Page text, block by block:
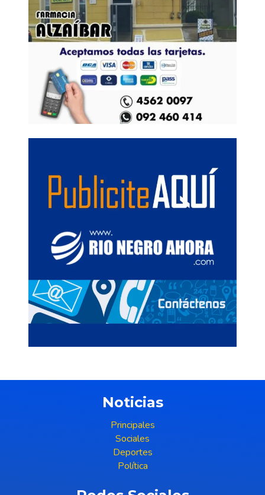
Noticias
Principales
Sociales
Deportes
Política